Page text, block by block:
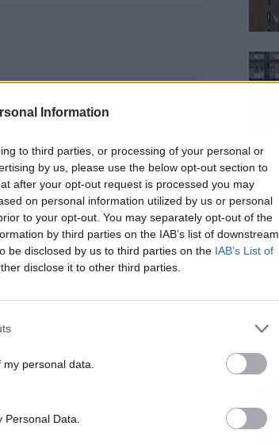
Information
to third parties, or processing of your personal or
by us, please use the below opt-out section to
after your opt-out request is processed you may
on personal information utilized by us or personal
to your opt-out. You may separately opt-out of the
by third parties on the IAB’s list of downstream
be disclosed by us to third parties on the IAB’s List of
disclose it to other third parties.
personal data.
Data.